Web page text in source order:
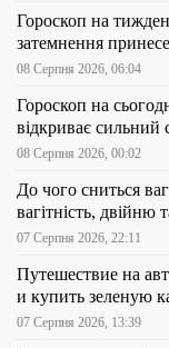
Гороскоп на
затемнення
08 Серпня 2026, 06:04
Гороскоп на
відкриває сильний
08 Серпня 2026, 00:02
До чого сниться
вагітність, двійню
07 Серпня 2026, 22:11
Путешествие на
и купить зеленую
07 Серпня 2026, 13:39